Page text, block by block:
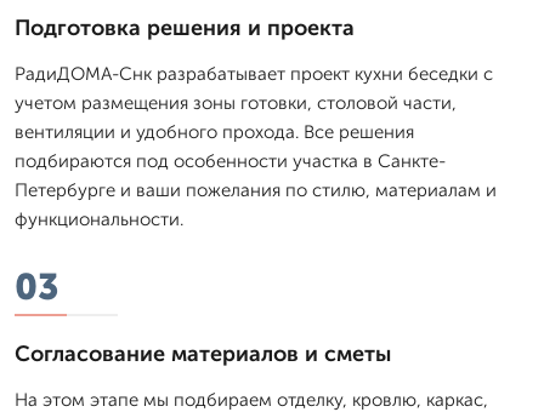
Подготовка решения и проекта
РадиДОМА-Снк разрабатывает проект кухни беседки с
учетом размещения зоны готовки, столовой части,
вентиляции и удобного прохода. Все решения
подбираются под особенности участка в Санкте-
Петербурге и ваши пожелания по стилю, материалам и
функциональности.
03
Согласование материалов и сметы
На этом этапе мы подбираем отделку, кровлю, каркас,